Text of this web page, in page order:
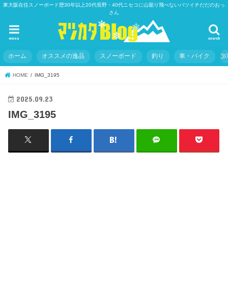
東大阪在住スノーボード歴30年以上20代長野・40代ニセコに山籠り飛べないバツイチだだのおっ
さん
search
menu
ホーム オススメの逸品 スノーボード 釣り 車・バイク
HOME IMG_3195
2025.09.23
IMG_3195